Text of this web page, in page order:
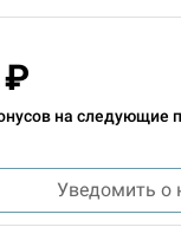
₽
на следующие
Уведомить о